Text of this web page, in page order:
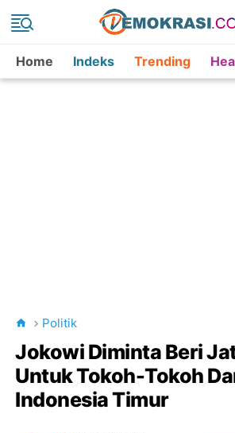
Home Indeks Trending
Politik
Jokowi Diminta Beri
Untuk Tokoh-Tokoh
Indonesia Timur